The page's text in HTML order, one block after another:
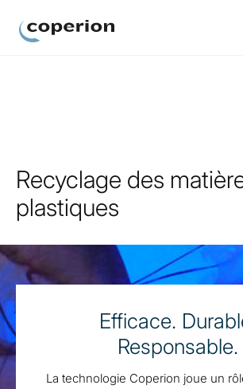
Recyclage des
plastiques
Efficace.
Responsable.
La technologie Coperion joue un